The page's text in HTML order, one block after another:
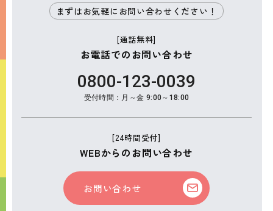
まずはお気軽にお問い合わせください！
[通話無料]
お電話でのお問い合わせ
0800-123-0039
受付時間：月～金 9:00～18:00
[24時間受付]
WEBからのお問い合わせ
お問い合わせ